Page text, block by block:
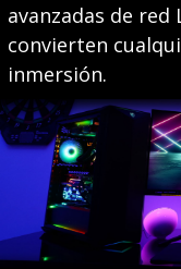
avanzadas de red
convierten
inmersión.